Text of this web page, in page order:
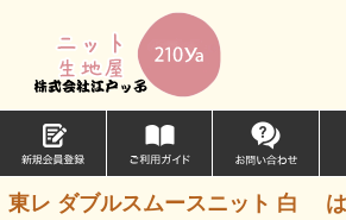
東レ ダブルスムースニット 白 は